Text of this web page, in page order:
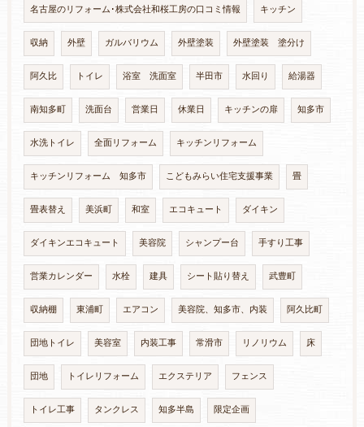
名古屋のリフォーム･株式会社和桜工房の口コミ情報 キッチン
収納 外壁 ガルバリウム 外壁塗装 外壁塗装 塗分け
阿久比 トイレ 浴室 洗面室 半田市 水回り 給湯器
南知多町 洗面台 営業日 休業日 キッチンの扉 知多市
水洗トイレ 全面リフォーム キッチンリフォーム
キッチンリフォーム 知多市 こどもみらい住宅支援事業 畳
畳表替え 美浜町 和室 エコキュート ダイキン
ダイキンエコキュート 美容院 シャンプー台 手すり工事
営業カレンダー 水栓 建具 シート貼り替え 武豊町
収納棚 東浦町 エアコン 美容院、知多市、内装 阿久比町
団地トイレ 美容室 内装工事 常滑市 リノリウム 床
団地 トイレリフォーム エクステリア フェンス
トイレ工事 タンクレス 知多半島 限定企画